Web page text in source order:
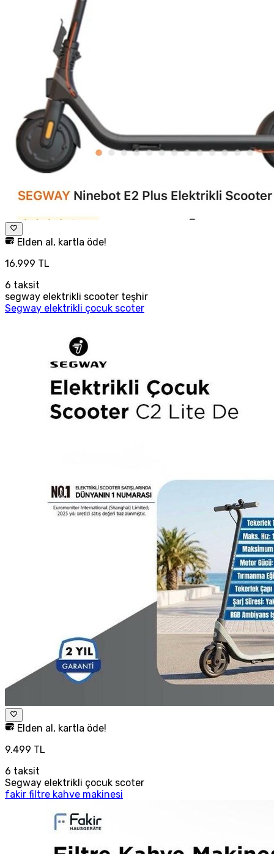
Elden al, kartla öde!
16.999 TL
6 taksit
segway elektrikli scooter teşhir
Segway elektrikli çocuk scoter
Elden al, kartla öde!
9.499 TL
6 taksit
Segway elektrikli çocuk scoter
fakir filtre kahve makinesi